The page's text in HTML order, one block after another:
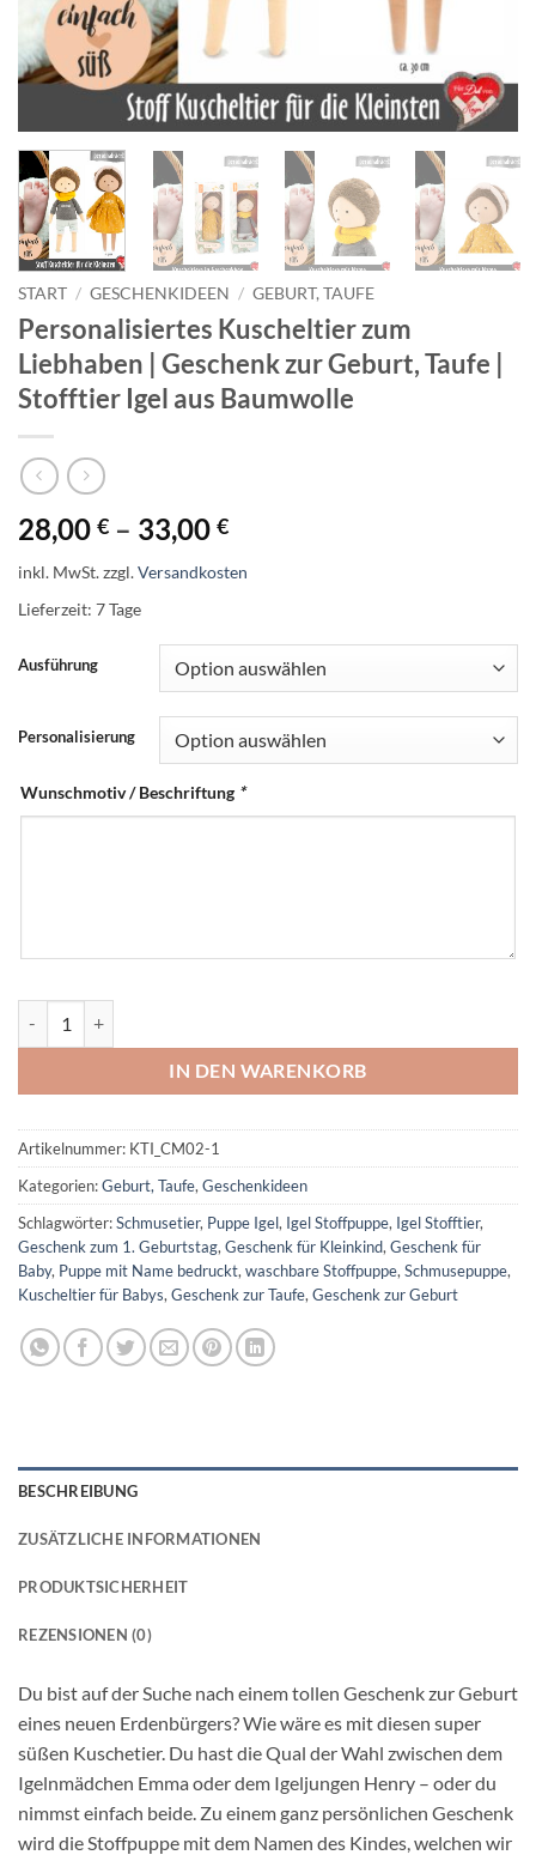
START / GESCHENKIDEEN / GEBURT, TAUFE
Personalisiertes Kuscheltier zum
Liebhaben | Geschenk zur Geburt, Taufe |
Stofftier Igel aus Baumwolle
28,00 € – 33,00 €
inkl. MwSt.zzgl.Versandkosten
Lieferzeit: 7 Tage
Ausführung
Personalisierung
Wunschmotiv / Beschriftung *
IN DEN WARENKORB
Artikelnummer: KTI_CM02-1
Kategorien:Geburt, Taufe, Geschenkideen
Schlagwörter:Schmusetier, Puppe Igel, Igel Stoffpuppe, Igel Stofftier,
Geschenk zum 1. Geburtstag, Geschenk für Kleinkind, Geschenk für
Baby, Puppe mit Name bedruckt, waschbare Stoffpuppe, Schmusepuppe,
Kuscheltier für Babys, Geschenk zur Taufe, Geschenk zur Geburt
BESCHREIBUNG
ZUSÄTZLICHE INFORMATIONEN
PRODUKTSICHERHEIT
REZENSIONEN (0)
Du bist auf der Suche nach einem tollen Geschenk zur Geburt
eines neuen Erdenbürgers? Wie wäre es mit diesen super
süßen Kuschetier. Du hast die Qual der Wahl zwischen dem
Igelnmädchen Emma oder dem Igeljungen Henry – oder du
nimmst einfach beide. Zu einem ganz persönlichen Geschenk
wird die Stoffpuppe mit dem Namen des Kindes, welchen wir